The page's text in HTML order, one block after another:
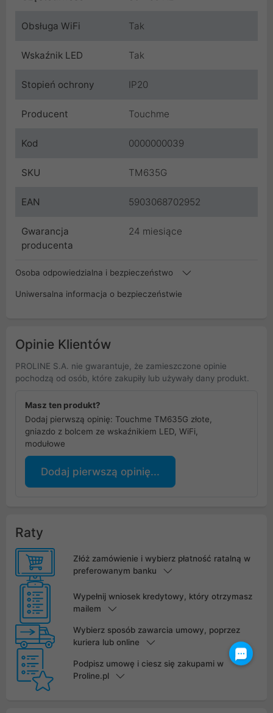
Obsługa WiFi Tak
Wskaźnik LED Tak
Stopień ochrony IP20
Producent Touchme
Kod 0000000039
SKU TM635G
EAN 5903068702952
Gwarancja
producenta
24 miesiące
Osoba odpowiedzialna i bezpieczeństwo
Uniwersalna informacja o bezpieczeństwie
Opinie Klientów
PROLINE S.A. nie gwarantuje, że zamieszczone opinie
pochodzą od osób, które zakupiły lub używały dany produkt.
Masz ten produkt?
Dodaj pierwszą opinię: Touchme TM635G złote,
gniazdo z bolcem ze wskaźnikiem LED, WiFi,
modułowe
Dodaj pierwszą opinię...
Raty
Złóż zamówienie i wybierz płatność ratalną w
preferowanym banku
Wypełnij wniosek kredytowy, który otrzymasz
mailem
Wybierz sposób zawarcia umowy, poprzez
kuriera lub online
Podpisz umowę i ciesz się zakupami w
Proline.pl